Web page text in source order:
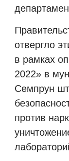
отвергло
в рамках
2022» в
Семпрун
против